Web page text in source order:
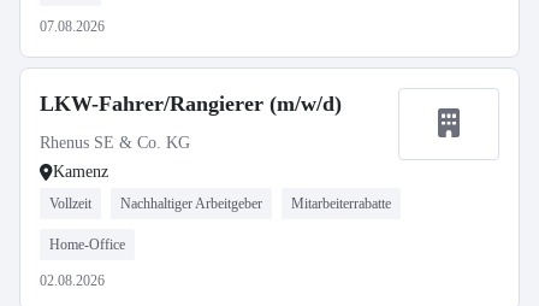
07.08.2026
LKW-Fahrer/Rangierer (m/w/d)
Rhenus SE & Co. KG
Kamenz
Vollzeit Nachhaltiger Arbeitgeber Mitarbeiterrabatte
Home-Office
02.08.2026